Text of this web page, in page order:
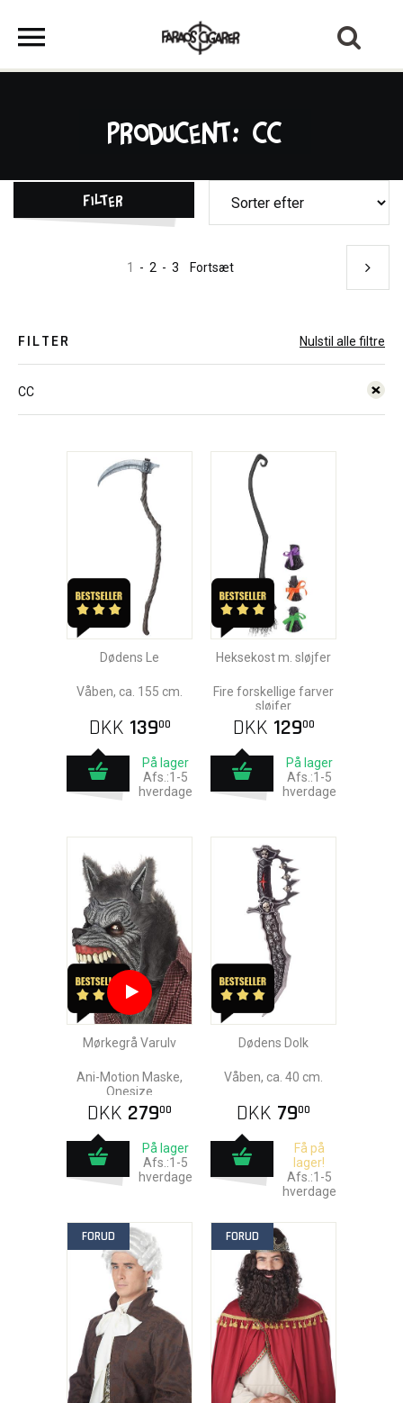
Producent: CC
Filter
1 - 2 - 3 Fortsæt
FILTER Nulstil alle filtre
CC
Dødens Le
Våben, ca. 155 cm.
DKK 13900
På lager
Afs.:1-5
hverdage
Heksekost m. sløjfer
Fire forskellige farver
sløjfer
DKK 12900
På lager
Afs.:1-5
hverdage
Mørkegrå Varulv
Ani-Motion Maske,
Onesize
DKK 27900
På lager
Afs.:1-5
hverdage
Dødens Dolk
Våben, ca. 40 cm.
DKK 7900
Få på
lager!
Afs.:1-5
hverdage
FORUD FORUD